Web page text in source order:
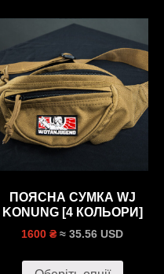
ПОЯСНА СУМКА WJ
KONUNG [4 КОЛЬОРИ]
1600 ₴ ≈ 35.56 USD